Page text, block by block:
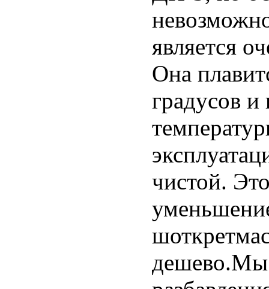
является
Она
градусов
чистой.
дешево.Мы